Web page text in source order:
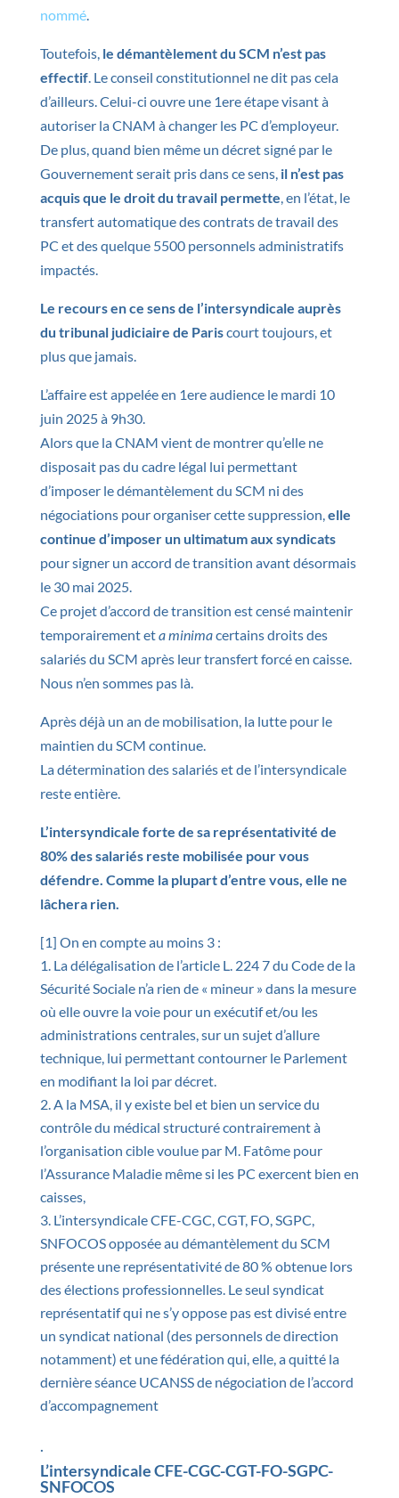
nommé.
Toutefois, le démantèlement du SCM n’est pas
effectif. Le conseil constitutionnel ne dit pas cela
d’ailleurs. Celui-ci ouvre une 1ere étape visant à
autoriser la CNAM à changer les PC d’employeur.
De plus, quand bien même un décret signé par le
Gouvernement serait pris dans ce sens, il n’est pas
acquis que le droit du travail permette, en l’état, le
transfert automatique des contrats de travail des
PC et des quelque 5500 personnels administratifs
impactés.
Le recours en ce sens de l’intersyndicale auprès
du tribunal judiciaire de Pariscourt toujours, et
plus que jamais.
L’affaire est appelée en 1ere audience le mardi 10
juin 2025 à 9h30.
Alors que la CNAM vient de montrer qu’elle ne
disposait pas du cadre légal lui permettant
d’imposer le démantèlement du SCM ni des
négociations pour organiser cette suppression,elle
continue d’imposer un ultimatum aux syndicats
pour signer un accord de transition avant désormais
le 30 mai 2025.
Ce projet d’accord de transition est censé maintenir
temporairement eta minimacertains droits des
salariés du SCM après leur transfert forcé en caisse.
Nous n’en sommes pas là.
Après déjà un an de mobilisation, la lutte pour le
maintien du SCM continue.
La détermination des salariés et de l’intersyndicale
reste entière.
L’intersyndicale forte de sa représentativité de
80% des salariés reste mobilisée pour vous
défendre. Comme la plupart d’entre vous, elle ne
lâchera rien.
[1] On en compte au moins 3 :
La délégalisation de l’article L. 224 7 du Code de la
Sécurité Sociale n’a rien de « mineur » dans la mesure
où elle ouvre la voie pour un exécutif et/ou les
administrations centrales, sur un sujet d’allure
technique, lui permettant contourner le Parlement
en modifiant la loi par décret.
A la MSA, il y existe bel et bien un service du
contrôle du médical structuré contrairement à
l’organisation cible voulue par M. Fatôme pour
l’Assurance Maladie même si les PC exercent bien en
caisses,
L’intersyndicale CFE-CGC, CGT, FO, SGPC,
SNFOCOS opposée au démantèlement du SCM
présente une représentativité de 80 % obtenue lors
des élections professionnelles. Le seul syndicat
représentatif qui ne s’y oppose pas est divisé entre
un syndicat national (des personnels de direction
notamment) et une fédération qui, elle, a quitté la
dernière séance UCANSS de négociation de l’accord
d’accompagnement
.
L’intersyndicale CFE-CGC-CGT-FO-SGPC-
SNFOCOS